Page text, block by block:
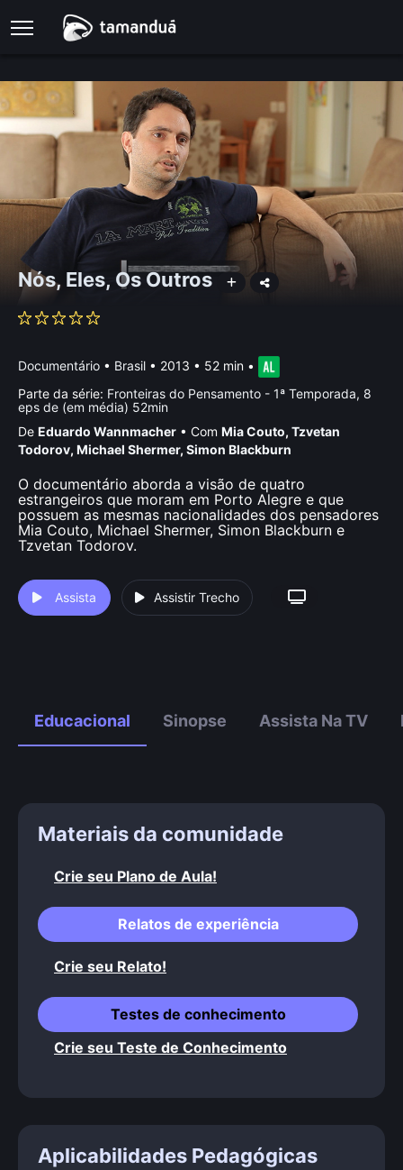
Nós, Eles, Os Outros
Documentário • Brasil • 2013 • 52 min •
Parte da série: Fronteiras do Pensamento - 1ª Temporada, 8
eps de (em média) 52min
De Eduardo Wannmacher • Com Mia Couto, Tzvetan
Todorov, Michael Shermer, Simon Blackburn
O documentário aborda a visão de quatro
estrangeiros que moram em Porto Alegre e que
possuem as mesmas nacionalidades dos pensadores
Mia Couto, Michael Shermer, Simon Blackburn e
Tzvetan Todorov.
Assista Assistir Trecho
Educacional Sinopse Assista Na TV
Materiais da comunidade
Crie seu Plano de Aula!
Relatos de experiência
Crie seu Relato!
Testes de conhecimento
Crie seu Teste de Conhecimento
Aplicabilidades Pedagógicas